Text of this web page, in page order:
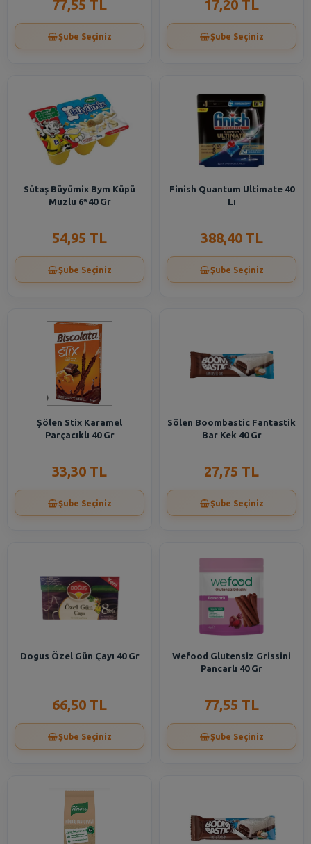
77,55 TL
Şube Seçiniz
17,20 TL
Şube Seçiniz
Sütaş Büyümix Bym Küpü
Muzlu 6*40 Gr
54,95 TL
Şube Seçiniz
Finish Quantum Ultimate 40
Lı
388,40 TL
Şube Seçiniz
Şölen Stix Karamel
Parçacıklı 40 Gr
33,30 TL
Şube Seçiniz
Sölen Boombastic Fantastik
Bar Kek 40 Gr
27,75 TL
Şube Seçiniz
Dogus Özel Gün Çayı 40 Gr
66,50 TL
Şube Seçiniz
Wefood Glutensiz Grissini
Pancarlı 40 Gr
77,55 TL
Şube Seçiniz